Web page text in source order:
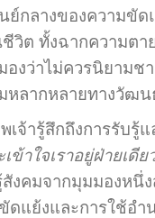
ย์กลางของความขัด
วิต ทั้งฉากความตา
องว่าไม่ควรนิยาม
ลากหลายทางวัฒน
เจ้ารู้สึกถึงการรับรู้
าใจเราอยู่ฝ่ายเดี
งคมจากมุมมองหนึ่
แย้งและการใช้อ